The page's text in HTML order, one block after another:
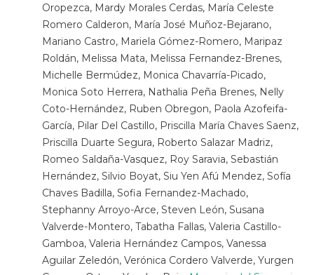
Oropezca, Mardy Morales Cerdas, María Celeste
Romero Calderon, María José Muñoz-Bejarano,
Mariano Castro, Mariela Gómez-Romero, Maripaz
Roldán, Melissa Mata, Melissa Fernandez-Brenes,
Michelle Bermúdez, Monica Chavarría-Picado,
Monica Soto Herrera, Nathalia Peña Brenes, Nelly
Coto-Hernández, Ruben Obregon, Paola Azofeifa-
García, Pilar Del Castillo, Priscilla María Chaves Saenz,
Priscilla Duarte Segura, Roberto Salazar Madriz,
Romeo Saldaña-Vasquez, Roy Saravia, Sebastián
Hernández, Silvio Boyat, Siu Yen Afú Mendez, Sofía
Chaves Badilla, Sofia Fernandez-Machado,
Stephanny Arroyo-Arce, Steven León, Susana
Valverde-Montero, Tabatha Fallas, Valeria Castillo-
Gamboa, Valeria Hernández Campos, Vanessa
Aguilar Zeledón, Verónica Cordero Valverde, Yurgen